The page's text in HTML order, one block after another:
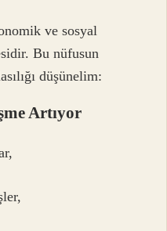
ve sosyal
Bu nüfusun
düşünelim:
Artıyor